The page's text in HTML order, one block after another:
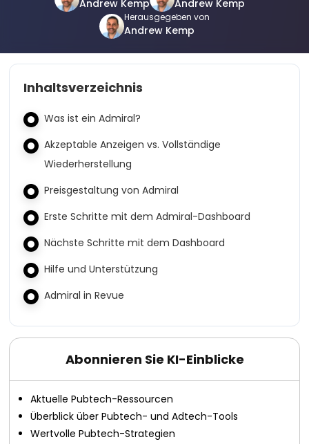
Andrew Kemp Andrew Kemp
Herausgegeben von
Andrew Kemp
Inhaltsverzeichnis
Was ist ein Admiral?
Akzeptable Anzeigen vs. Vollständige
Wiederherstellung
Preisgestaltung von Admiral
Erste Schritte mit dem Admiral-Dashboard
Nächste Schritte mit dem Dashboard
Hilfe und Unterstützung
Admiral in Revue
Abonnieren Sie KI-Einblicke
Aktuelle Pubtech-Ressourcen
Überblick über Pubtech- und Adtech-Tools
Wertvolle Pubtech-Strategien